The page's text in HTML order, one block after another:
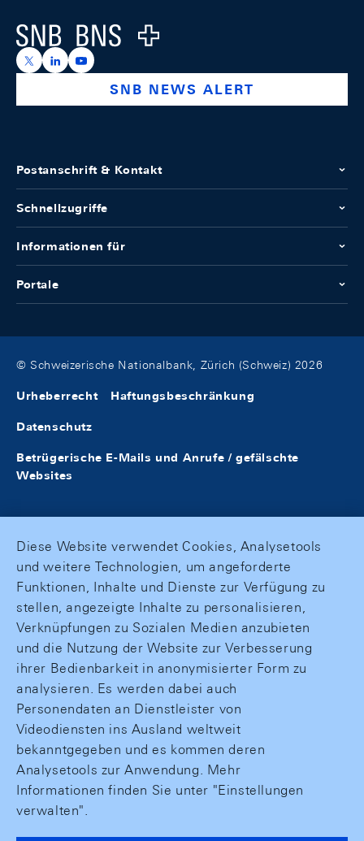
Logo
https://x.com/snb_bns
https://ch.linkedin.com/company/swiss-national-
https://www.youtube.com/@swissnationalbank
SNB NEWS ALERT
Postanschrift & Kontakt
Schnellzugriffe
Informationen für
Portale
© Schweizerische Nationalbank, Zürich (Schweiz) 2026
Urheberrecht Haftungsbeschränkung
Datenschutz
Betrügerische E-Mails und Anrufe / gefälschte
Websites
Diese Website verwendet Cookies, Analysetools
und weitere Technologien, um angeforderte
Funktionen, Inhalte und Dienste zur Verfügung zu
stellen, angezeigte Inhalte zu personalisieren,
Verknüpfungen zu Sozialen Medien anzubieten
und die Nutzung der Website zur Verbesserung
ihrer Bedienbarkeit in anonymisierter Form zu
analysieren. Es werden dabei auch
Personendaten an Dienstleister von
Videodiensten ins Ausland weltweit
bekanntgegeben und es kommen deren
Analysetools zur Anwendung. Mehr
Informationen finden Sie unter "Einstellungen
verwalten".